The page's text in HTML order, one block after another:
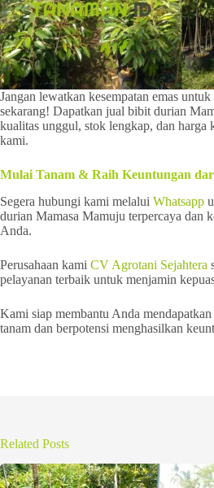
Jangan lewatkan kesempatan emas
sekarang! Dapatkan jual bibit durian
kualitas unggul, stok lengkap, dan harga
kami.
Mulai Tanam & Raih Keuntungan
Segera hubungi kami melalui Whatsapp
durian Mamasa Mamuju terpercaya dan
Anda.
Perusahaan kami CV Agrotani Sejahtera
pelayanan terbaik untuk menjamin
Kami siap membantu Anda
tanam dan berpotensi menghasilkan
Related Posts